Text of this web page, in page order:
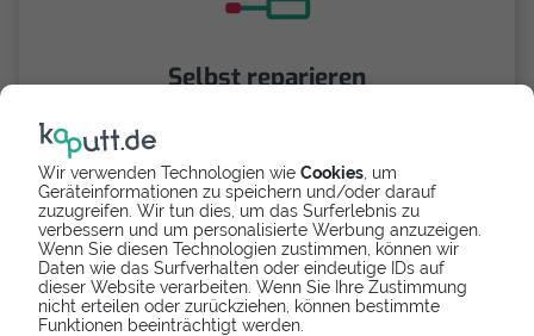
Wir verwenden Technologien wie Cookies , um
Geräteinformationen zu speichern und/oder darauf
zuzugreifen. Wir tun dies, um das Surferlebnis zu
verbessern und um personalisierte Werbung anzuzeigen.
Wenn Sie diesen Technologien zustimmen, können wir
Daten wie das Surfverhalten oder eindeutige IDs auf
dieser Website verarbeiten. Wenn Sie Ihre Zustimmung
nicht erteilen oder zurückziehen, können bestimmte
Funktionen beeinträchtigt werden.
Selbst reparieren
Repariere dein iPhone 5s - Ladebuchse mit
Videoanleitung selbst. Ersatzteile ab
7,69 €